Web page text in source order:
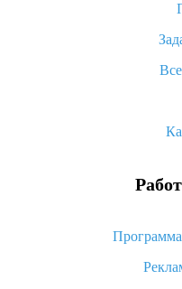
Как покупать
Что делать, если не